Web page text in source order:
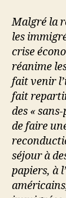
Malgré la
les
crise
réanime
fait venir
fait
des «
de faire
séjour à
papiers, à